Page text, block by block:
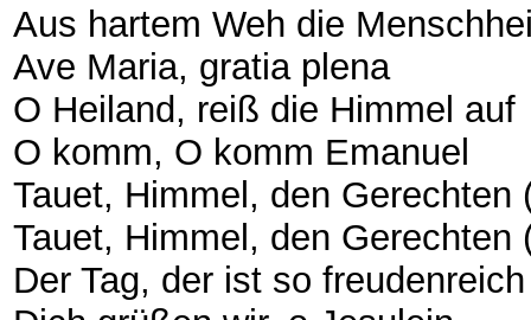
Aus hartem Weh die
Ave Maria, gratia plena
O Heiland, reiß die Himmel auf
O komm, O komm Emanuel
Tauet, Himmel, den Gerechten
Tauet, Himmel, den Gerechten
Der Tag, der ist so freudenreich